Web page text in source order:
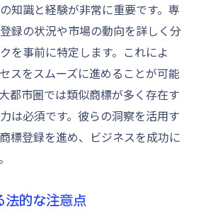
知識と経験が非常に重要です。専
録の状況や市場の動向を詳しく分
を事前に特定します。これによ
スをスムーズに進めることが可能
都市圏では類似商標が多く存在す
は必須です。彼らの洞察を活用す
標登録を進め、ビジネスを成功に
法的な注意点